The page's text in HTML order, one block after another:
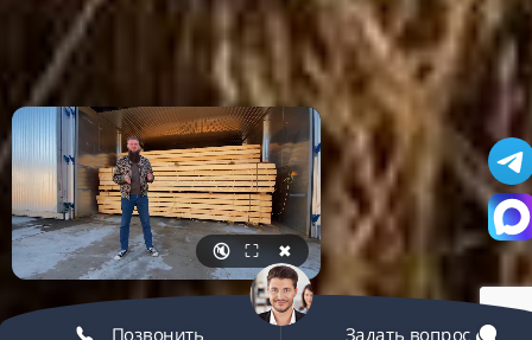
🔇 ⛶ ✖
Позвонить Задать вопрос